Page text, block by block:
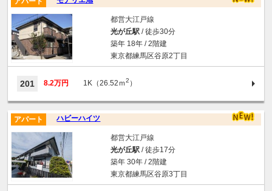
都営大江戸線
光が丘駅/ 徒歩30分
築年 18年 / 2階建
東京都練馬区谷原2丁目
201 8.2万円 1K（26.52ｍ2 ）
ハビーハイツ
アパート
都営大江戸線
光が丘駅/ 徒歩17分
築年 30年 / 2階建
東京都練馬区谷原3丁目